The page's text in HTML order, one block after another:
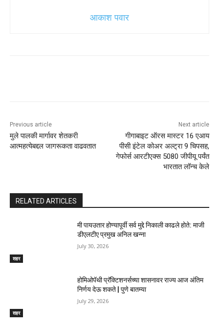
आकाश पवार
Previous article
मुले पालकी मार्गावर शेतकरी
आत्महत्येबद्दल जागरूकता वाढवतात
Next article
गीगाबाइट ऑरस मास्टर 16 एआय
पीसी इंटेल कोअर अल्ट्रा 9 चिपसह,
गेफोर्स आरटीएक्स 5080 जीपीयू पर्यंत
भारतात लॉन्च केले
RELATED ARTICLES
शहर
मी पायउतार होण्यापूर्वी सर्व मुद्दे निकाली काढले होते: माजी
डीएलटीए प्रमुख अनिल खन्ना
July 30, 2026
शहर
होमिओपॅथी प्रॅक्टिशनर्सच्या शासनावर राज्य आज अंतिम
निर्णय देऊ शकते | पुणे बातम्या
July 29, 2026